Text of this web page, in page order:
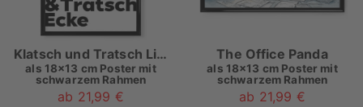
Klatsch und Tratsch Lila Rosa
als 18x13 cm Poster mit
schwarzem Rahmen
ab 21,99 €
The Office Panda
als 18x13 cm Poster mit
schwarzem Rahmen
ab 21,99 €